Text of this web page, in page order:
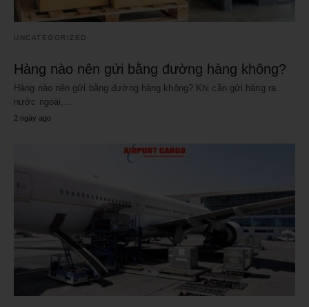
UNCATEGORIZED
Hàng nào nên gửi bằng đường hàng không?
Hàng nào nên gửi bằng đường hàng không? Khi cần gửi hàng ra
nước ngoài,…
2 ngày ago